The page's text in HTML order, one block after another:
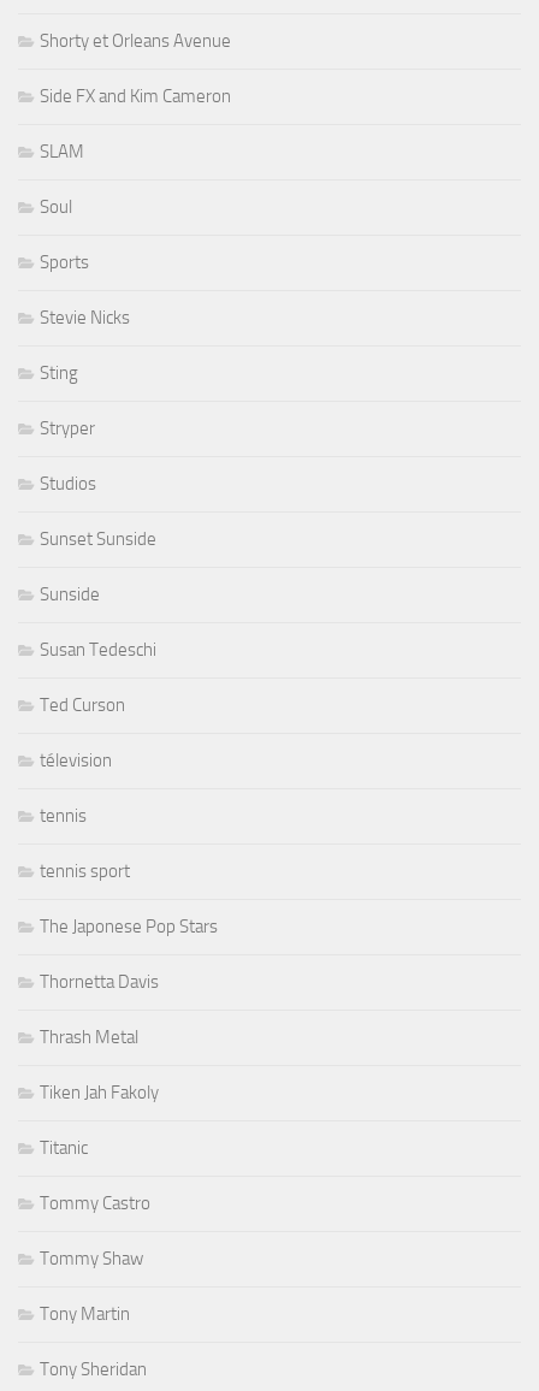
Shorty et Orleans Avenue
Side FX and Kim Cameron
SLAM
Soul
Sports
Stevie Nicks
Sting
Stryper
Studios
Sunset Sunside
Sunside
Susan Tedeschi
Ted Curson
télevision
tennis
tennis sport
The Japonese Pop Stars
Thornetta Davis
Thrash Metal
Tiken Jah Fakoly
Titanic
Tommy Castro
Tommy Shaw
Tony Martin
Tony Sheridan